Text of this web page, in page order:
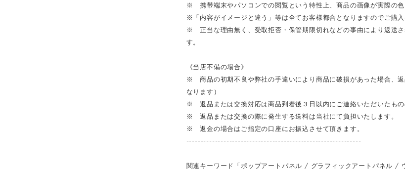
※ 携帯端末やパソコンでの閲覧という特性上、商品の画像が実際の色
※「内容がイメージと違う」等は全てお客様都合となりますのでご購入
※ 正当な理由無く、受取拒否・保管期限切れなどの事由により返送
す。
《当店不備の場合》
※ 商品の初期不良や弊社の手違いにより商品に破損があった場合、
なります）
※ 返品または交換対応は商品到着後３日以内にご連絡いただいたもの
※ 返品または交換の際に発生する送料は当社にて負担いたします。
※ 返金の場合はご指定の口座にお振込させて頂きます。
-------------------------------------------------------------
関連キーワード「ポップアートパネル / グラフィックアートパネ